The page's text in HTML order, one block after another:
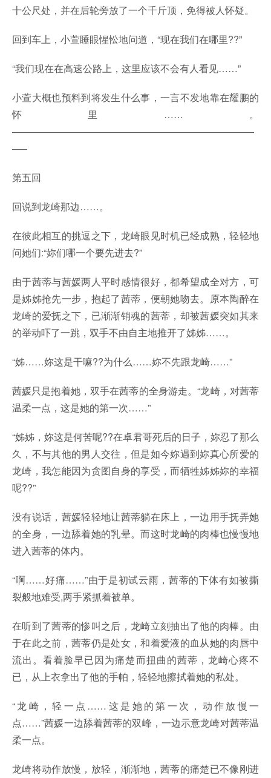
十公尺处，并在后轮旁放了一个千斤顶，免得被人怀疑。
回到车上，小萱睡眼惺忪地问道，“现在我们在哪里??”
“我们现在在高速公路上，这里应该不会有人看见……”
小萱大概也预料到将发生什么事，一言不发地靠在耀鹏的
怀里……。
—————————————————————————
—–
第五回
回说到龙崎那边……。
在彼此相互的挑逗之下，龙崎眼见时机已经成熟，轻轻地
问她们:“妳们哪一个要先进去?”
由于茜蒂与茜媛两人平时感情很好，都希望成全对方，可
是姊姊抢先一步，抱起了茜蒂，便朝她吻去。原本陶醉在
龙崎的爱抚之下，已渐渐销魂的茜蒂，却被茜媛突如其来
的举动吓了一跳，双手不由自主地推开了姊姊……。
“姊……妳这是干嘛??为什么……妳不先跟龙崎……”
茜媛只是抱着她，双手在茜蒂的全身游走。“龙崎，对茜蒂
温柔一点，这是她的第一次……”
“姊姊，妳这是何苦呢??在卓君哥死后的日子，妳忍了那么
久，不与其他的男人交往，但是如今妳遇到妳真心所爱的
龙崎，我怎能因为贪图自身的享受，而牺牲姊姊妳的幸福
呢??”
没有说话，茜媛轻轻地让茜蒂躺在床上，一边用手抚弄她
的全身，一边舔着她的乳晕。而这时龙崎的肉棒也慢慢地
进入茜蒂的体内。
“啊……好痛……”由于是初试云雨，茜蒂的下体有如被撕
裂般地难受,两手紧抓着被单。
在听到了茜蒂的惨叫之后，龙崎立刻抽出了他的肉棒。由
于在此之前，茜蒂仍是处女，和着爱液的血从她的肉唇中
流出。看着脸早已因为痛楚而扭曲的茜蒂，龙崎心疼不
已，从上衣拿出了他的手帕，轻轻地擦拭着她的私处。
“龙崎，轻一点……这是她的第一次，动作放慢一
点……”茜媛一边舔着茜蒂的双峰，一边示意龙崎对茜蒂温
柔一点。
龙崎将动作放慢，放轻，渐渐地，茜蒂的痛楚已不像刚进